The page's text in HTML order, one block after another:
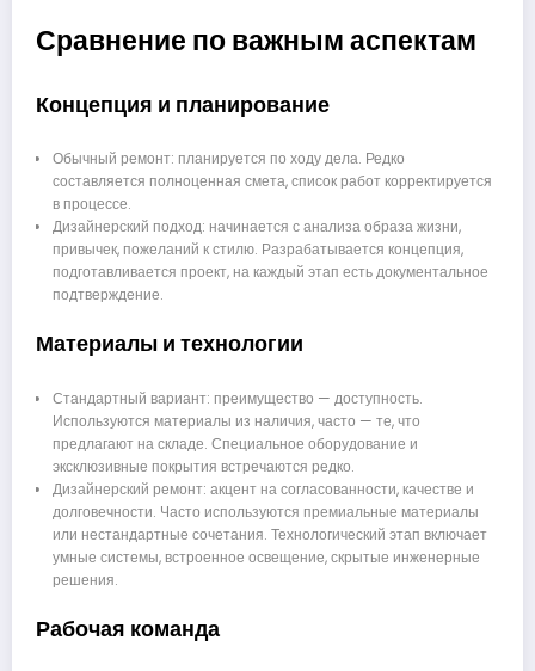
Сравнение по важным аспектам
Концепция и планирование
Обычный ремонт: планируется по ходу дела. Редко
составляется полноценная смета, список работ корректируется
в процессе.
Дизайнерский подход: начинается с анализа образа жизни,
привычек, пожеланий к стилю. Разрабатывается концепция,
подготавливается проект, на каждый этап есть документальное
подтверждение.
Материалы и технологии
Стандартный вариант: преимущество — доступность.
Используются материалы из наличия, часто — те, что
предлагают на складе. Специальное оборудование и
эксклюзивные покрытия встречаются редко.
Дизайнерский ремонт: акцент на согласованности, качестве и
долговечности. Часто используются премиальные материалы
или нестандартные сочетания. Технологический этап включает
умные системы, встроенное освещение, скрытые инженерные
решения.
Рабочая команда